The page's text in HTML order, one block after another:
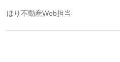
ほり不動産Web担当